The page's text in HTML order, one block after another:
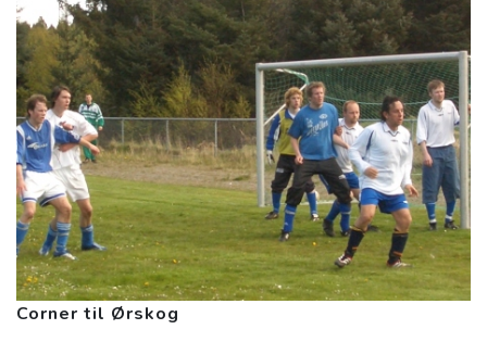
Corner til Ørskog